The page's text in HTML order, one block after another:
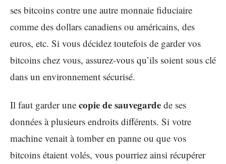
ses bitcoins contre une autre monnaie fiduciaire
comme des dollars canadiens ou américains, des
euros, etc. Si vous décidez toutefois de garder vos
bitcoins chez vous, assurez-vous qu’ils soient sous clé
dans un environnement sécurisé.
Il faut garder une copie de sauvegarde de ses
données à plusieurs endroits différents. Si votre
machine venait à tomber en panne ou que vos
bitcoins étaient volés, vous pourriez ainsi récupérer